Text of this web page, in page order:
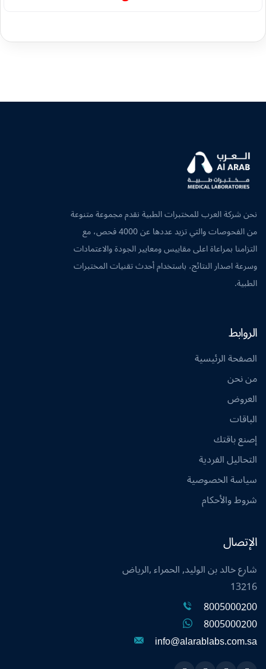
نحن شركة العرب للمختبرات الطبية نقدم مجموعة متنوعة
من الفحوصات والتي تزيد عددها عن 4000 فحص، مع
التزامنا بمراعاة اعلى مقاييس ومعايير الجودة والاعتمادات
وسرعة اصدار النتائج، باستخدام أحدث تقنيات المختبرات
الطبية.
الروابط
الصفحة الرئيسية
من نحن
العروض
الباقات
إصنع باقتك
التحاليل الفردية
سياسة الخصوصية
شروط والأحكام
الإتصال
شارع خالد بن الوليد, الحمراء ,الرياض
13216
8005000200
8005000200
info@alarablabs.com.sa